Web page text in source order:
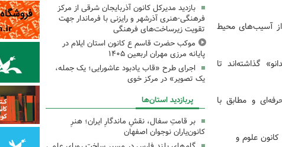
از آسیب‌های محیط
گذاشته‌اند تا
و مطابق با
علوم و
بازدید مدیرکل کانون آذربایجان شرقی از مرکز
فرهنگی‌-هنری آذرشهر و رایزنی با فرماندار جهت
تقویت زیرساخت‌های فرهنگی
موکب حضرت قاسم ع کانون استان ایلام در
پایانه مرزی مهران اربعین ۱۴۰۵
اجرای طرح «قاب یادبود عاشورایی؛ یک جمله،
یک تصویر» در مرکز خوی
پربازدید استان‌ها
بر قامتِ سفال، نقشِ ماندگارِ ایران؛ هنرِ
کانون‌یاران نوجوان اصفهان